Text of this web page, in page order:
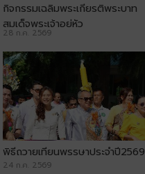
กิจกรรมเฉลิมพระเกียรติพระบาท
สมเด็จพระเจ้าอยู่หัว
28 ก.ค. 2569
พิธีถวายเทียนพรรษาประจำปี2569
24 ก.ค. 2569